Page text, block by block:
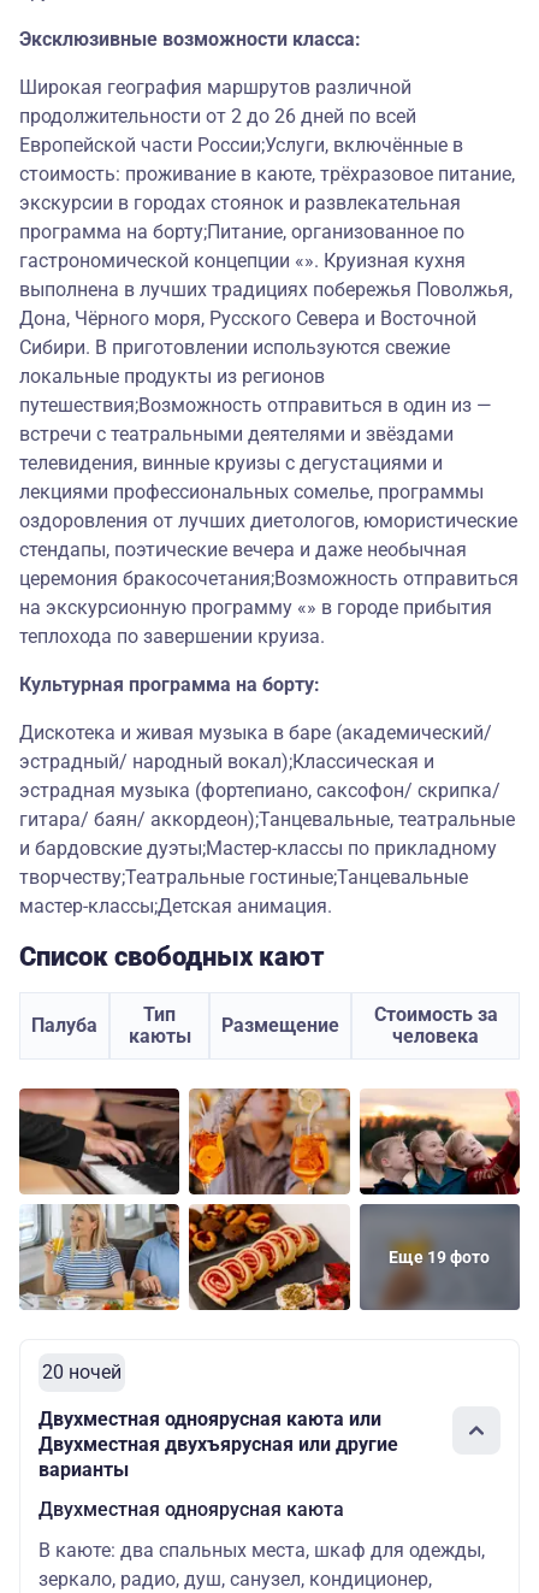
Эксклюзивные возможности класса:
Широкая география маршрутов различной
продолжительности от 2 до 26 дней по всей
Европейской части России;Услуги, включённые в
стоимость: проживание в каюте, трёхразовое питание,
экскурсии в городах стоянок и развлекательная
программа на борту;Питание, организованное по
гастрономической концепции «». Круизная кухня
выполнена в лучших традициях побережья Поволжья,
Дона, Чёрного моря, Русского Севера и Восточной
Сибири. В приготовлении используются свежие
локальные продукты из регионов
путешествия;Возможность отправиться в один из —
встречи с театральными деятелями и звёздами
телевидения, винные круизы с дегустациями и
лекциями профессиональных сомелье, программы
оздоровления от лучших диетологов, юмористические
стендапы, поэтические вечера и даже необычная
церемония бракосочетания;Возможность отправиться
на экскурсионную программу «» в городе прибытия
теплохода по завершении круиза.
Культурная программа на борту:
Дискотека и живая музыка в баре (академический/
эстрадный/ народный вокал);Классическая и
эстрадная музыка (фортепиано, саксофон/ скрипка/
гитара/ баян/ аккордеон);Танцевальные, театральные
и бардовские дуэты;Мастер-классы по прикладному
творчеству;Театральные гостиные;Танцевальные
мастер-классы;Детская анимация.
Список свободных кают
Палуба
Тип
каюты
Размещение
Стоимость за
человека
Еще 19 фото
20 ночей
Двухместная одноярусная каюта или
Двухместная двухъярусная или другие
варианты
Двухместная одноярусная каюта
В каюте: два спальных места, шкаф для одежды,
зеркало, радио, душ, санузел, кондиционер,